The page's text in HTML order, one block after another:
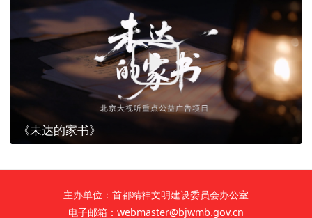
《未达的家书》
主办单位：首都精神文明建设委员会办公室
电子邮箱：webmaster@bjwmb.gov.cn